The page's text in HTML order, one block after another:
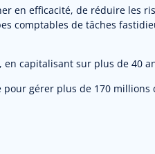
en efficacité, de réduire les
comptables de tâches
capitalisant sur plus de 40
pour gérer plus de 170 millions